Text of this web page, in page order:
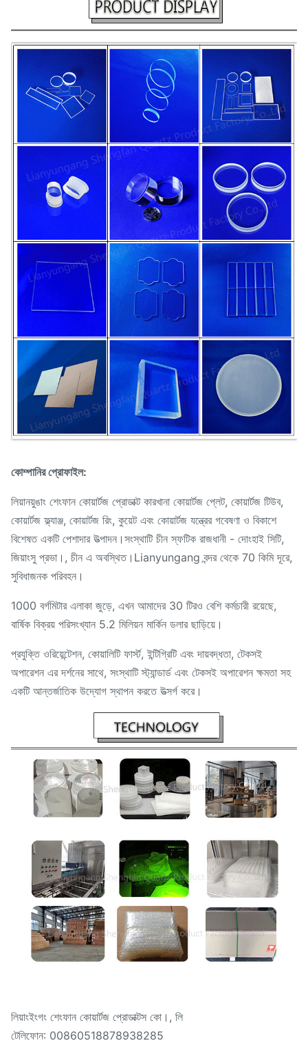
কোম্পানির প্রোফাইল:
লিয়ানয়ুঙাং শেংফান কোয়ার্টজ প্রোডাক্ট কারখানা কোয়ার্টজ প্লেট, কোয়ার্টজ টিউব,
কোয়ার্টজ ফ্ল্যাঞ্জ, কোয়ার্টজ রিং, কুয়েট এবং কোয়ার্টজ যন্ত্রের গবেষণা ও বিকাশে
বিশেষত একটি পেশাদার উত্পাদন।সংস্থাটি চীন স্ফটিক রাজধানী - দোংহাই সিটি,
জিয়াংসু প্রভা।, চীন এ অবস্থিত।Lianyungang বন্দর থেকে 70 কিমি দূরে,
সুবিধাজনক পরিবহন।
1000 বর্গমিটার এলাকা জুড়ে, এখন আমাদের 30 টিরও বেশি কর্মচারী রয়েছে,
বার্ষিক বিক্রয় পরিসংখ্যান 5.2 মিলিয়ন মার্কিন ডলার ছাড়িয়ে।
প্রযুক্তি ওরিয়েন্টেশন, কোয়ালিটি ফার্স্ট, ইন্টিগ্রিটি এবং দায়বদ্ধতা, টেকসই
অপারেশন এর দর্শনের সাথে, সংস্থাটি স্ট্যান্ডার্ড এবং টেকসই অপারেশন ক্ষমতা সহ
একটি আন্তর্জাতিক উদ্যোগ স্থাপন করতে উত্সর্গ করে।
লিয়াংইংগং শেংফান কোয়ার্টজ প্রোডাক্টস কো।, লি
টেলিফোন: 00860518878938285